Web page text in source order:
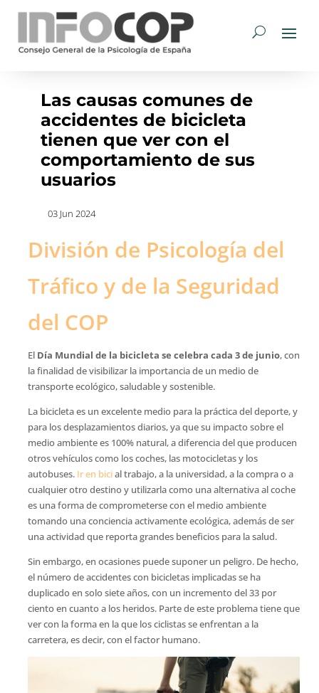
Las causas comunes de
accidentes de bicicleta
tienen que ver con el
comportamiento de sus
usuarios
03 Jun 2024
División de Psicología del
Tráfico y de la Seguridad
del COP
El Día Mundial de la bicicleta se celebra cada 3 de junio, con
la finalidad de visibilizar la importancia de un medio de
transporte ecológico, saludable y sostenible.
La bicicleta es un excelente medio para la práctica del deporte, y
para los desplazamientos diarios, ya que su impacto sobre el
medio ambiente es 100% natural, a diferencia del que producen
otros vehículos como los coches, las motocicletas y los
autobuses. Ir en bicial trabajo, a la universidad, a la compra o a
cualquier otro destino y utilizarla como una alternativa al coche
es una forma de comprometerse con el medio ambiente
tomando una conciencia activamente ecológica, además de ser
una actividad que reporta grandes beneficios para la salud.
Sin embargo, en ocasiones puede suponer un peligro. De hecho,
el número de accidentes con bicicletas implicadas se ha
duplicado en solo siete años, con un incremento del 33 por
ciento en cuanto a los heridos. Parte de este problema tiene que
ver con la forma en la que los ciclistas se enfrentan a la
carretera, es decir, con el factor humano.